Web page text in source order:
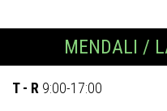
MENDALI /
T - R 9:00-17:00